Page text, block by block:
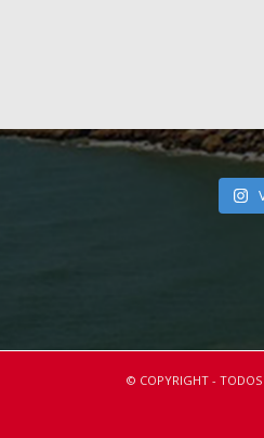
© COPYRIGHT - TODOS